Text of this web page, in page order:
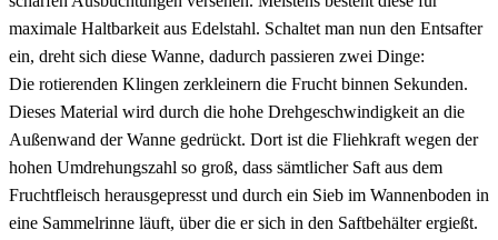
maximale Haltbarkeit aus Edelstahl. Schaltet man nun den Entsafter
ein, dreht sich diese Wanne, dadurch passieren zwei Dinge:
Die rotierenden Klingen zerkleinern die Frucht binnen Sekunden.
Dieses Material wird durch die hohe Drehgeschwindigkeit an die
Außenwand der Wanne gedrückt. Dort ist die Fliehkraft wegen der
hohen Umdrehungszahl so groß, dass sämtlicher Saft aus dem
Fruchtfleisch herausgepresst und durch ein Sieb im Wannenboden in
eine Sammelrinne läuft, über die er sich in den Saftbehälter ergießt.